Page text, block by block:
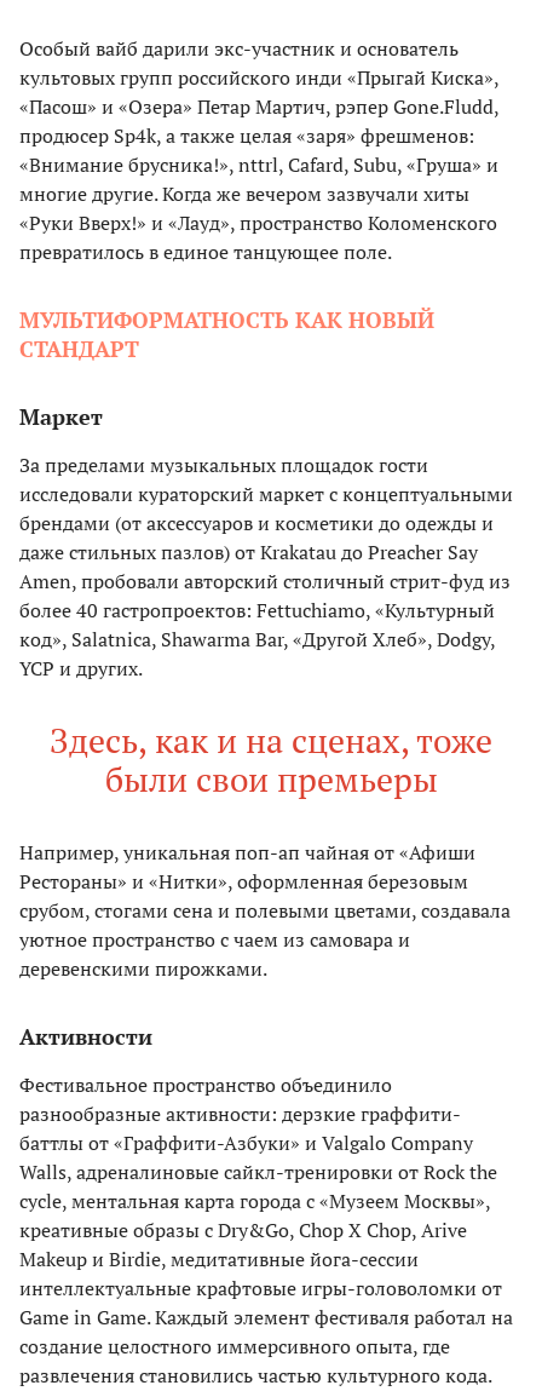
Особый вайб дарили экс-участник и основатель
культовых групп российского инди «Прыгай Киска»,
«Пасош» и «Озера» Петар Мартич, рэпер Gone.Fludd,
продюсер Sp4k, а также целая «заря» фрешменов:
«Внимание брусника!», nttrl, Cafard, Subu, «Груша» и
многие другие. Когда же вечером зазвучали хиты
«Руки Вверх!» и «Лауд», пространство Коломенского
превратилось в единое танцующее поле.
МУЛЬТИФОРМАТНОСТЬ КАК НОВЫЙ
СТАНДАРТ
Маркет
За пределами музыкальных площадок гости
исследовали кураторский маркет с концептуальными
брендами (от аксессуаров и косметики до одежды и
даже стильных пазлов) от Krakatau до Preacher Say
Amen, пробовали авторский столичный стрит-фуд из
более 40 гастропроектов: Fettuchiamo, «Культурный
код», Salatnica, Shawarma Bar, «Другой Хлеб», Dodgy,
YCP и других.
Здесь, как и на сценах, тоже
были свои премьеры
Например, уникальная поп-ап чайная от «Афиши
Рестораны» и «Нитки», оформленная березовым
срубом, стогами сена и полевыми цветами, создавала
уютное пространство с чаем из самовара и
деревенскими пирожками.
Активности
Фестивальное пространство объединило
разнообразные активности: дерзкие граффити-
баттлы от «Граффити-Азбуки» и Valgalo Company
Walls, адреналиновые сайкл-тренировки от Rock the
cycle, ментальная карта города с «Музеем Москвы»,
креативные образы с Dry&Go, Сhop Х Сhop, Arive
Makeup и Birdie, медитативные йога-сессии
интеллектуальные крафтовые игры-головоломки от
Game in Game. Каждый элемент фестиваля работал на
создание целостного иммерсивного опыта, где
развлечения становились частью культурного кода.